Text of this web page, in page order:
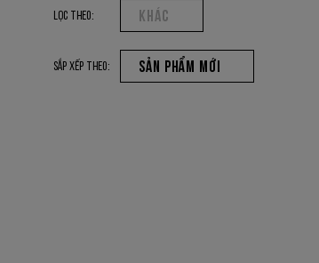
Lọc Theo: KHÁC
Sắp xếp theo: SẢN PHẨM MỚI